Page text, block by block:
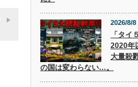
2026/8/8
「タイ
2020年
大量殺
の国は変わらない…。